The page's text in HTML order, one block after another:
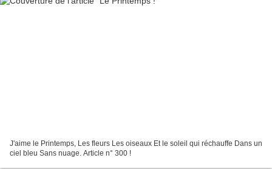
J'aime le Printemps, Les fleurs Les oiseaux Et le soleil qui réchauffe Dans un
ciel bleu Sans nuage. Article n° 300 !